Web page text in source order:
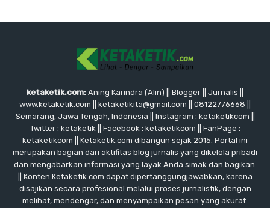
ketaketik.com: Aning Karindra (Alin) || Blogger || Jurnalis ||
www.ketaketik.com || ketaketikita@gmail.com || 08122776668 ||
Semarang, Jawa Tengah, Indonesia || Instagram : ketaketikcom ||
Twitter : ketaketik || Facebook : ketaketikcom || FanPage :
ketaketikcom || Ketaketik.com dibangun sejak 2015. Portal ini
merupakan bagian dari aktifitas blog jurnalis yang dikelola pribadi
dan mengabarkan informasi yang layak Anda simak dan bagikan.
|| Konten Ketaketik.com dapat dipertanggungjawabkan, karena
disajikan secara profesional melalui proses jurnalistik, dengan
melihat, mendengar, dan menyampaikan pesan yang akurat.